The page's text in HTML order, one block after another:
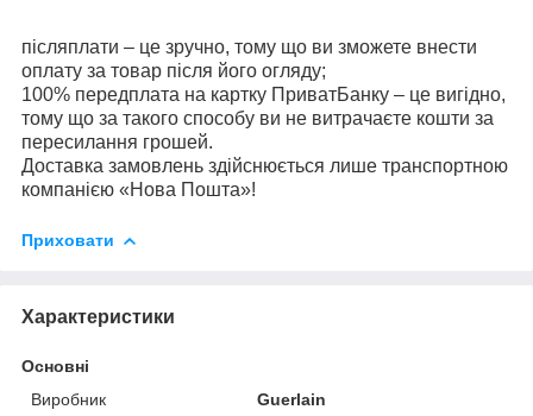
післяплати – це зручно, тому що ви зможете внести
оплату за товар після його огляду;
100% передплата на картку ПриватБанку – це вигідно,
тому що за такого способу ви не витрачаєте кошти за
пересилання грошей.
Доставка замовлень здійснюється лише транспортною
компанією «Нова Пошта»!
Приховати
Характеристики
Основні
Виробник
Guerlain